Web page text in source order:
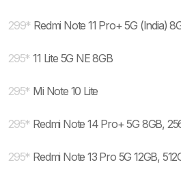
299* Redmi Note 11 Pro+ 5G (India)
295* 11 Lite 5G NE 8GB
295* Mi Note 10 Lite
295* Redmi Note 14 Pro+ 5G 8GB,
295* Redmi Note 13 Pro 5G 12GB,